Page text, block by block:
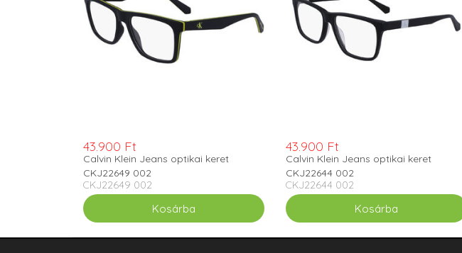
43.900 Ft
Calvin Klein Jeans optikai keret
CKJ22649 002
CKJ22649 002
43.900 Ft
Calvin Klein Jeans optikai keret
CKJ22644 002
CKJ22644 002